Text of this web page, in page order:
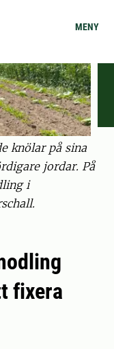
MENY
knölar på sina
jordar. På
i
fixera